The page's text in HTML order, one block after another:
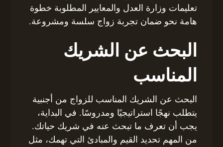
تعليمات وزارة العدل والمعايير المطلوبة خطوة
هامة نحو ضمان تجربة زواج سلسة ومشروعة.
البحث عن الشريك
المناسب
البحث عن الشريك المناسب للزواج من أجنبية
يتطلب نهجًا استراتيجيًا ومدروسًا. في البداية،
يجب أن تعرف ما تبحث عنه في شريك حياتك.
من المهم تحديد القيم والمبادئ التي تهمك، مثل